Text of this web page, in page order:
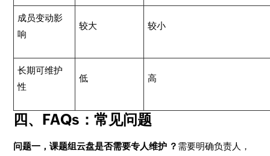
成员变动影
响
较大 较小
长期可维护
性
低 高
四、FAQs：常见问题
问题一，课题组云盘是否需要专人维护 ？ 需要明确负责人，